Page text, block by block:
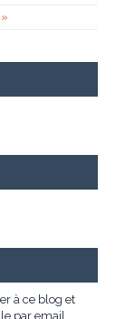
à ce blog et
par email.